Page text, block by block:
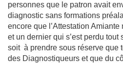
personnes que le patron avait
diagnostic sans formations
encore que l’Attestation Amiante
et un dernier qui s’est perdu
soit à prendre sous réserve que
des Diagnostiqueurs et que du